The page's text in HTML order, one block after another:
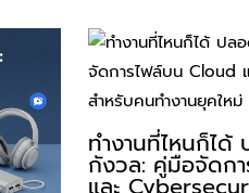
ทำงานที่ไหนก็ได้
กังวล: คู่มือจัดก